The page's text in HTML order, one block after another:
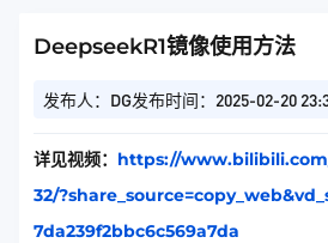
DeepseekR1镜像使用方法
发布人：DG发布时间：2025-02-20
详见视频： https://
32/
7da239f2bbc6c569a7da